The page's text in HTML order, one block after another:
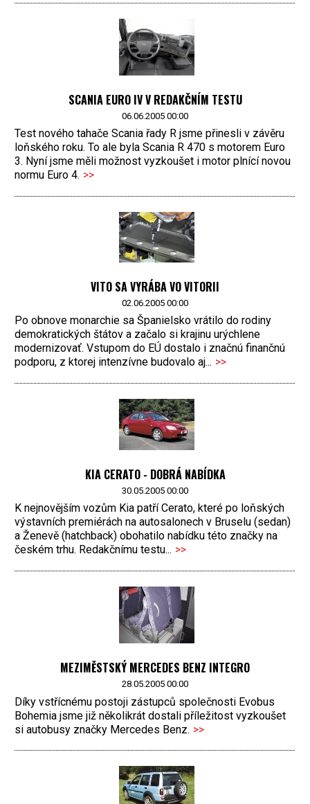
SCANIA EURO IV V REDAKČNÍM TESTU
06.06.2005 00:00
Test nového tahače Scania řady R jsme přinesli v závěru
loňského roku. To ale byla Scania R 470 s motorem Euro
3. Nyní jsme měli možnost vyzkoušet i motor plnící novou
normu Euro 4. >>
VITO SA VYRÁBA VO VITORII
02.06.2005 00:00
Po obnove monarchie sa Španielsko vrátilo do rodiny
demokratických štátov a začalo si krajinu urýchlene
modernizovať. Vstupom do EÚ dostalo i značnú finančnú
podporu, z ktorej intenzívne budovalo aj... >>
KIA CERATO - DOBRÁ NABÍDKA
30.05.2005 00:00
K nejnovějším vozům Kia patří Cerato, které po loňských
výstavních premiérách na autosalonech v Bruselu (sedan)
a Ženevě (hatchback) obohatilo nabídku této značky na
českém trhu. Redakčnímu testu... >>
MEZIMĚSTSKÝ MERCEDES BENZ INTEGRO
28.05.2005 00:00
Díky vstřícnému postoji zástupců společnosti Evobus
Bohemia jsme již několikrát dostali příležitost vyzkoušet
si autobusy značky Mercedes Benz. >>